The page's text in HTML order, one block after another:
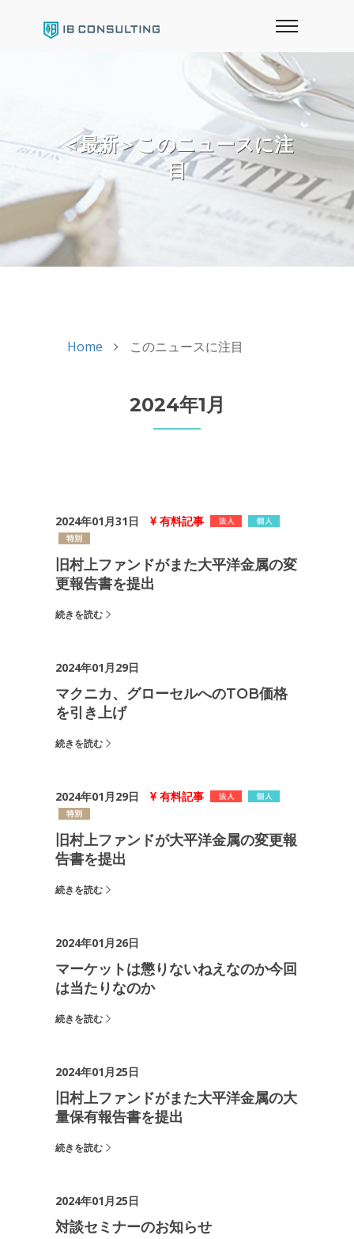
＜最新＞このニュースに注
目
Home このニュースに注目
2024年1月
2024年01月31日 有料記事
旧村上ファンドがまた大平洋金属の変
更報告書を提出
続きを読む
2024年01月29日
マクニカ、グローセルへのTOB価格
を引き上げ
続きを読む
2024年01月29日 有料記事
旧村上ファンドが大平洋金属の変更報
告書を提出
続きを読む
2024年01月26日
マーケットは懲りないねえなのか今回
は当たりなのか
続きを読む
2024年01月25日
旧村上ファンドがまた大平洋金属の大
量保有報告書を提出
続きを読む
2024年01月25日
対談セミナーのお知らせ